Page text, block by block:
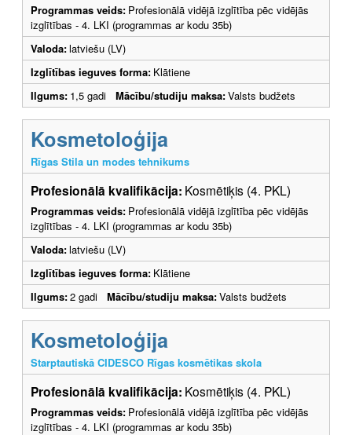
Programmas veids: Profesionālā vidējā izglītība pēc vidējās
izglītības - 4. LKI (programmas ar kodu 35b)
Valoda:latviešu (LV)
Izglītības ieguves forma: Klātiene
Ilgums: 1,5 gadi Mācību/studiju maksa:Valsts budžets
Kosmetoloģija
Rīgas Stila un modes tehnikums
Profesionālā kvalifikācija: Kosmētiķis (4. PKL)
Programmas veids: Profesionālā vidējā izglītība pēc vidējās
izglītības - 4. LKI (programmas ar kodu 35b)
Valoda:latviešu (LV)
Izglītības ieguves forma: Klātiene
Ilgums:2 gadi Mācību/studiju maksa:Valsts budžets
Kosmetoloģija
Starptautiskā CIDESCO Rīgas kosmētikas skola
Profesionālā kvalifikācija: Kosmētiķis (4. PKL)
Programmas veids: Profesionālā vidējā izglītība pēc vidējās
izglītības - 4. LKI (programmas ar kodu 35b)